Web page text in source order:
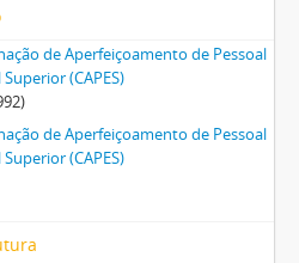
de Aperfeiçoamento de Pessoal
(CAPES)
de Aperfeiçoamento de Pessoal
(CAPES)